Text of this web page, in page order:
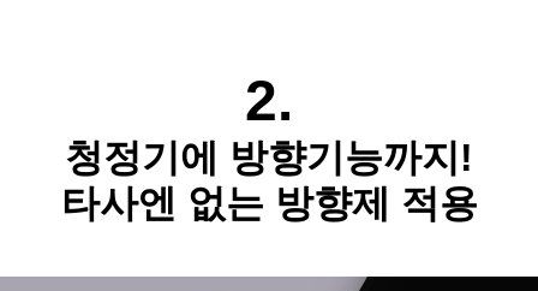
2.
청정기에 방향기능까지!
타사엔 없는 방향제 적용